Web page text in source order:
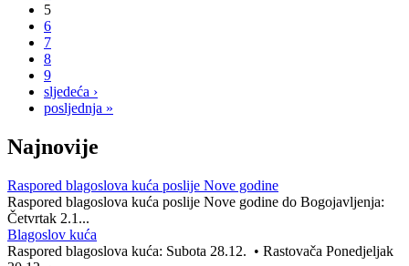
5
6
7
8
9
sljedeća ›
posljednja »
Najnovije
Raspored blagoslova kuća poslije Nove godine
Raspored blagoslova kuća poslije Nove godine do Bogojavljenja:
Četvrtak 2.1...
Blagoslov kuća
Raspored blagoslova kuća: Subota 28.12. • Rastovača Ponedjeljak